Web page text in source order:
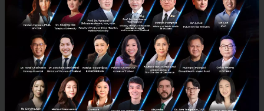
E-mail :contact@techsauce.co
Tel : 02-001-5375
Mobile : 06-4658-9500